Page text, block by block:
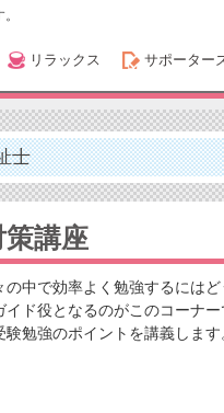
リラックス サポーター
士
講座
の中で効率よく勉強するには
イド役となるのがこのコーナ
験勉強のポイントを講義します